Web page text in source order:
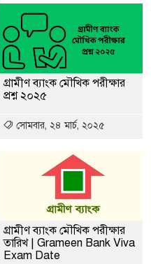
গ্রামীণ ব্যাংক মৌখিক পরীক্ষার
প্রশ্ন ২০২৫
সোমবার, ২৪ মার্চ, ২০২৫
গ্রামীণ ব্যাংক মৌখিক পরীক্ষার
তারিখ | Grameen Bank Viva
Exam Date